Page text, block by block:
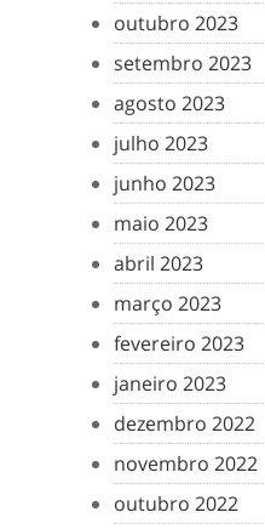
outubro 2023
setembro 2023
agosto 2023
julho 2023
junho 2023
maio 2023
abril 2023
março 2023
fevereiro 2023
janeiro 2023
dezembro 2022
novembro 2022
outubro 2022